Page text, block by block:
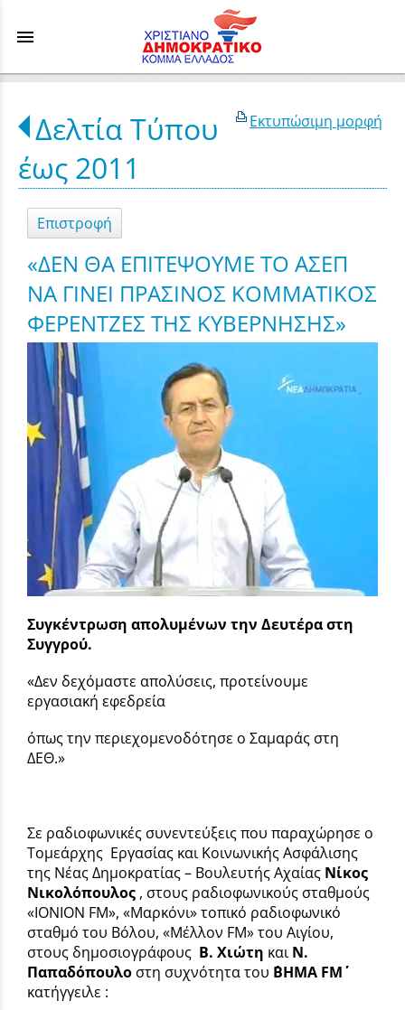
menu
Εκτυπώσιμη μορφή
Δελτία Τύπου
έως 2011
Επιστροφή
«ΔΕΝ ΘΑ ΕΠΙΤΕΨΟΥΜΕ ΤΟ ΑΣΕΠ
ΝΑ ΓΙΝΕΙ ΠΡΑΣΙΝΟΣ ΚΟΜΜΑΤΙΚΟΣ
ΦΕΡΕΝΤΖΕΣ TΗΣ ΚΥΒΕΡΝΗΣΗΣ»
Συγκέντρωση απολυμένων την Δευτέρα στη
Συγγρού.
«Δεν δεχόμαστε απολύσεις, προτείνουμε
εργασιακή εφεδρεία
όπως την περιεχομενοδότησε ο Σαμαράς στη
ΔΕΘ.»
Σε ραδιοφωνικές συνεντεύξεις που παραχώρησε ο
Τομεάρχης Εργασίας και Κοινωνικής Ασφάλισης
της Νέας Δημοκρατίας – Βουλευτής Αχαίας Νίκος
Νικολόπουλος , στους ραδιοφωνικούς σταθμούς
«ΙΟΝΙΟΝ FM», «Μαρκόνι» τοπικό ραδιοφωνικό
σταθμό του Βόλου, «Μέλλον FM» του Αιγίου,
στους δημοσιογράφους Β. Χιώτη καιΝ.
Παπαδόπουλο στη συχνότητα του ΄΄ΒΗΜΑ FM
κατήγγειλε :